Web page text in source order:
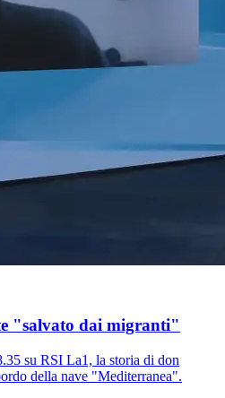
"salvato dai migranti"
su RSI La1, la storia di don
della nave "Mediterranea".